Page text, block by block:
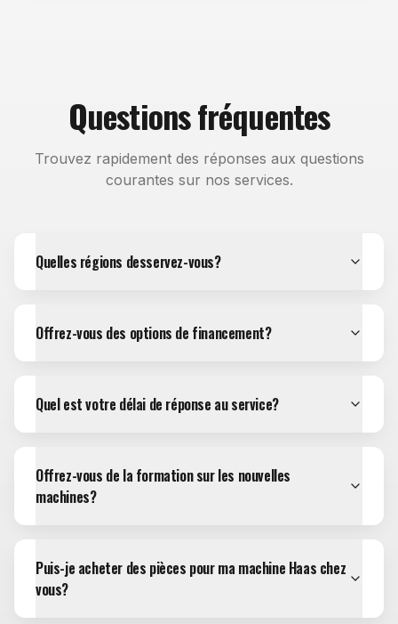
Questions fréquentes
Trouvez rapidement des réponses aux questions
courantes sur nos services.
Quelles régions desservez-vous?
Offrez-vous des options de financement?
Quel est votre délai de réponse au service?
Offrez-vous de la formation sur les nouvelles
machines?
Puis-je acheter des pièces pour ma machine Haas chez
vous?